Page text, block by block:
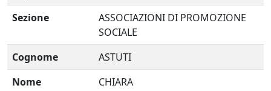
Sezione
ASSOCIAZIONI DI PROMOZIONE
SOCIALE
Cognome
ASTUTI
Nome
CHIARA